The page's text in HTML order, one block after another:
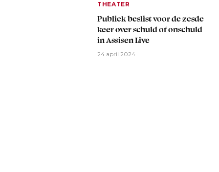
THEATER
Publiek beslist voor de zesde
keer over schuld of onschuld
in Assisen Live
24 april 2024